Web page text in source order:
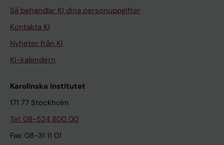
Så behandlar KI dina personuppgifter
Kontakta KI
Nyheter från KI
KI-kalendern
Karolinska Institutet
171 77 Stockholm
Tel: 08-524 800 00
Fax: 08-31 11 01